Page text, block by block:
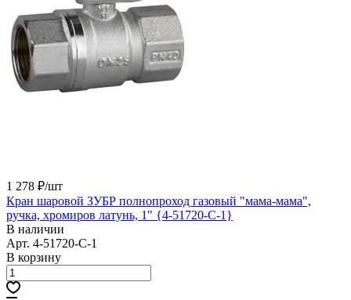
1 278 ₽/шт
Кран шаровой ЗУБР полнопроход газовый "мама-мама",
ручка, хромиров латунь, 1" {4-51720-C-1}
В наличии
Арт. 4-51720-C-1
В корзину